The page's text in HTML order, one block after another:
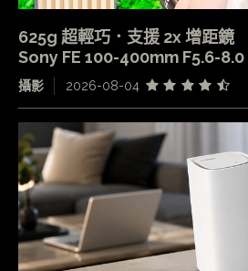
625g 超輕巧．支援 2x 增距鏡
Sony FE 100-400mm F5.6-8.0
攝影 2026-08-04